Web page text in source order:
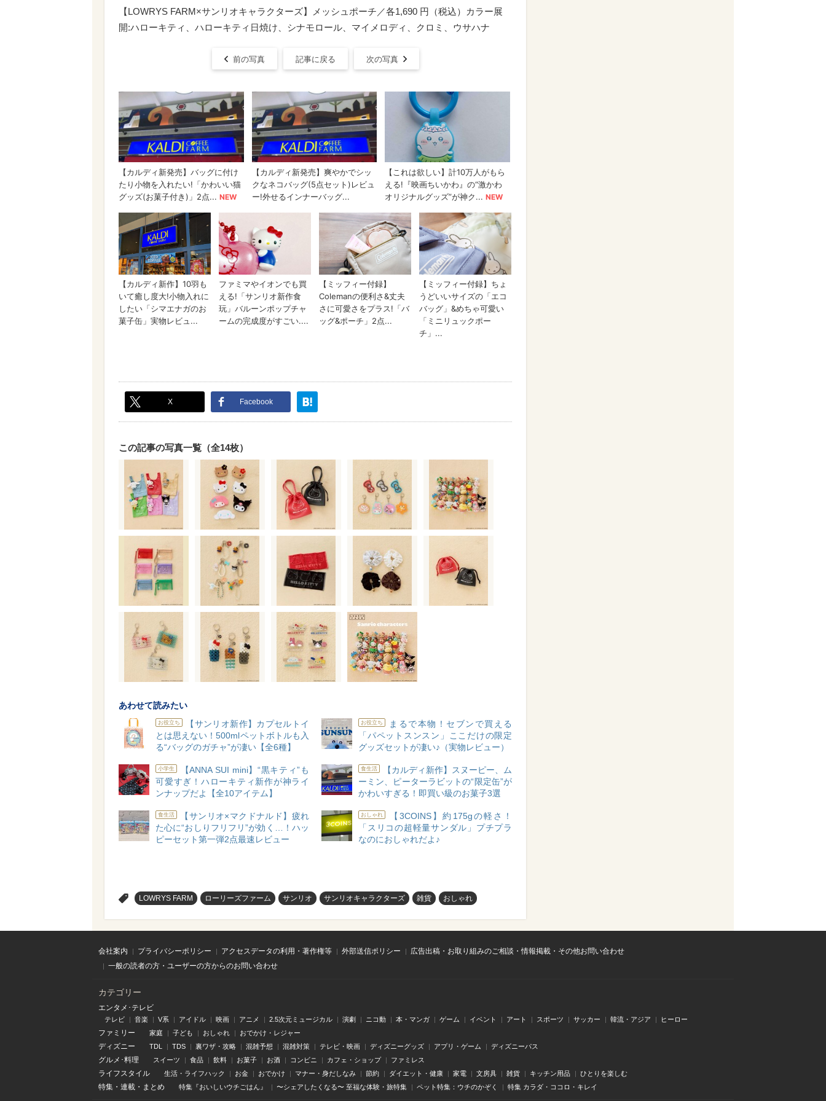
【LOWRYS FARM×サンリオキャラクターズ】メッシュポーチ／各1,690 円（税込）カラー展
開:ハローキティ、ハローキティ日焼け、シナモロール、マイメロディ、クロミ、ウサハナ
前の写真 記事に戻る 次の写真
X Facebook
この記事の写真一覧（全14枚）
あわせて読みたい
お役立ち
【サンリオ新作】カプセルトイ
とは思えない！500mlペットボトルも入
る“バッグのガチャ”が凄い【全6種】
お役立ち
まるで本物！セブンで買える
「パペットスンスン」ここだけの限定
グッズセットが凄い♪（実物レビュー）
小学生
【ANNA SUI mini】“黒キティ”も
可愛すぎ！ハローキティ新作が神ライ
ンナップだよ【全10アイテム】
食生活
【カルディ新作】スヌーピー、ム
ーミン、ピーターラビットの“限定缶”が
かわいすぎる！即買い級のお菓子3選
食生活
【サンリオ×マクドナルド】疲れ
た心に“おしりフリフリ”が効く…！ハッ
ピーセット第一弾2点最速レビュー
おしゃれ
【3COINS】約175gの軽さ！
「スリコの超軽量サンダル」プチプラ
なのにおしゃれだよ♪
LOWRYS FARM ローリーズファーム サンリオ サンリオキャラクターズ 雑貨 おしゃれ
会社案内 プライバシーポリシー アクセスデータの利用・著作権等 外部送信ポリシー
広告出稿・お取り組みのご相談・情報掲載・その他お問い合わせ
一般の読者の方・ユーザーの方からのお問い合わせ
カテゴリー
エンタメ･テレビ
テレビ 音楽 V系 アイドル 映画 アニメ 2.5次元ミュージカル 演劇 ニコ動 本・マンガ ゲーム イベント アート スポーツ サッカー 韓流・アジア ヒーロー
ファミリー 家庭 子ども おしゃれ おでかけ・レジャー
ディズニー TDL TDS 裏ワザ・攻略 混雑予想 混雑対策 テレビ・映画 ディズニーグッズ アプリ・ゲーム ディズニーパス
グルメ･料理 スイーツ 食品 飲料 お菓子 お酒 コンビニ カフェ・ショップ ファミレス
ライフスタイル 生活・ライフハック お金 おでかけ マナー・身だしなみ 節約 ダイエット・健康 家電 文房具 雑貨 キッチン用品 ひとりを楽しむ
特集 ・ 連載 ・ まとめ 特集『おいしいウチごはん』 〜シェアしたくなる〜 至福な体験・旅特集 ペット特集：ウチのかぞく 特集 カラダ・ココロ・キレイ